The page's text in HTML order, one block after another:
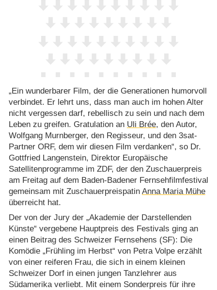
„Ein wunderbarer Film, der die Generationen humorvoll
verbindet. Er lehrt uns, dass man auch im hohen Alter
nicht vergessen darf, rebellisch zu sein und nach dem
Leben zu greifen. Gratulation an Uli Brée, den Autor,
Wolfgang Murnberger, den Regisseur, und den 3sat-
Partner ORF, dem wir diesen Film verdanken“, so Dr.
Gottfried Langenstein, Direktor Europäische
Satellitenprogramme im ZDF, der den Zuschauerpreis
am Freitag auf dem Baden-Badener Fernsehfilmfestival
gemeinsam mit Zuschauerpreispatin Anna Maria Mühe
überreicht hat.
Der von der Jury der „Akademie der Darstellenden
Künste“ vergebene Hauptpreis des Festivals ging an
einen Beitrag des Schweizer Fernsehens (SF): Die
Komödie „Frühling im Herbst“ von Petra Volpe erzählt
von einer reiferen Frau, die sich in einem kleinen
Schweizer Dorf in einen jungen Tanzlehrer aus
Südamerika verliebt. Mit einem Sonderpreis für ihre